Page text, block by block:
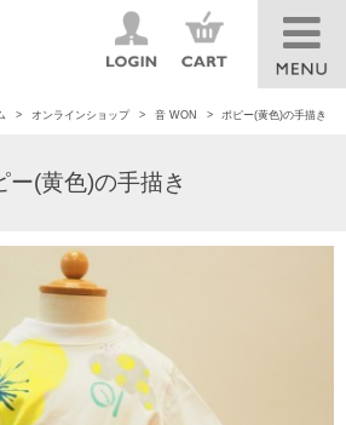
オンラインショップ 音 WON ポピー(黄色)の手描き
ー(黄色)の手描き